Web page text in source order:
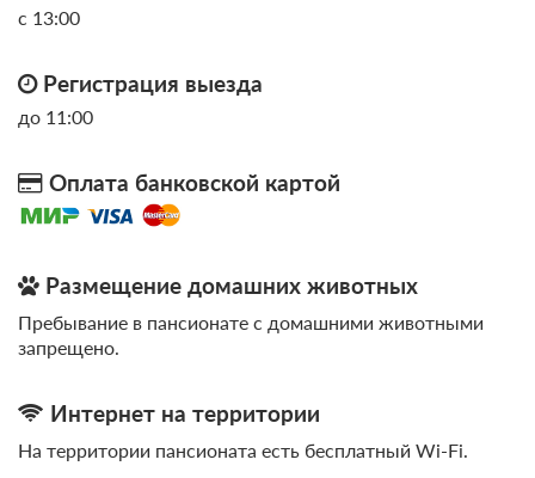
с 13:00
Регистрация выезда
до 11:00
Оплата банковской картой
Размещение домашних животных
Пребывание в пансионате с домашними животными
запрещено.
Интернет на территории
На территории пансионата есть бесплатный Wi-Fi.